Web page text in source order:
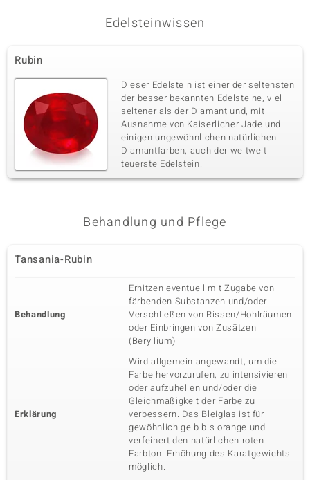
Edelsteinwissen
Rubin
Dieser Edelstein ist einer der seltensten
der besser bekannten Edelsteine, viel
seltener als der Diamant und, mit
Ausnahme von Kaiserlicher Jade und
einigen ungewöhnlichen natürlichen
Diamantfarben, auch der weltweit
teuerste Edelstein.
Behandlung und Pflege
Tansania-Rubin
Behandlung
Erhitzen eventuell mit Zugabe von
färbenden Substanzen und/oder
Verschließen von Rissen/Hohlräumen
oder Einbringen von Zusätzen
(Beryllium)
Erklärung
Wird allgemein angewandt, um die
Farbe hervorzurufen, zu intensivieren
oder aufzuhellen und/oder die
Gleichmäßigkeit der Farbe zu
verbessern. Das Bleiglas ist für
gewöhnlich gelb bis orange und
verfeinert den natürlichen roten
Farbton. Erhöhung des Karatgewichts
möglich.